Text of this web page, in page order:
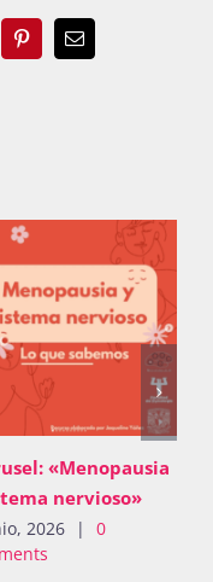
PinterestEmail
«Menopausia
nervioso»
2026 |
0